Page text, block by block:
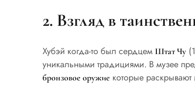
2. Взгляд в
Хубэй когда-то был сердцем Штат Чу
уникальными традициями. В музее
бронзовое оружие которые